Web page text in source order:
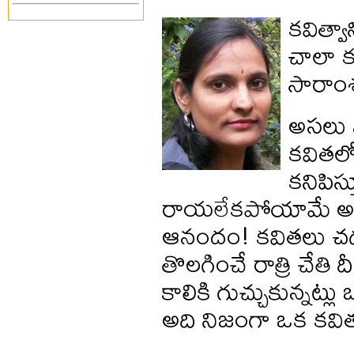
చాలా
రాయలేకపోయామే అని
ఆనందం! కవితలు
తొలగించే రాత్రి చేతి
కాలికి
అది నిజంగా ఒక